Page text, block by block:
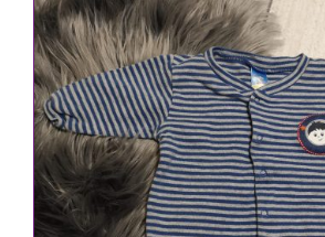
IN DEN WARENKORB /